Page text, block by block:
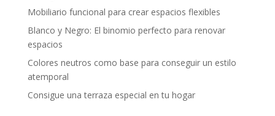
Mobiliario funcional para crear espacios flexibles
Blanco y Negro: El binomio perfecto para renovar
espacios
Colores neutros como base para conseguir un estilo
atemporal
Consigue una terraza especial en tu hogar